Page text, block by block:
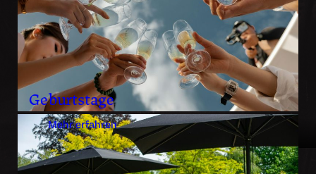
Geburtstage
Mehr erfahren